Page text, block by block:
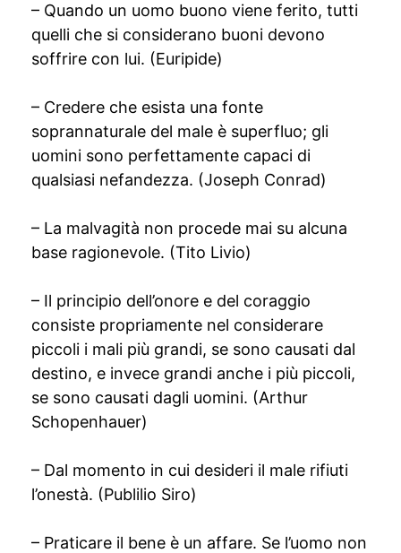
– Quando un uomo buono viene ferito, tutti
quelli che si considerano buoni devono
soffrire con lui. (Euripide)
– Credere che esista una fonte
soprannaturale del male è superfluo; gli
uomini sono perfettamente capaci di
qualsiasi nefandezza. (Joseph Conrad)
– La malvagità non procede mai su alcuna
base ragionevole. (Tito Livio)
– Il principio dell’onore e del coraggio
consiste propriamente nel considerare
piccoli i mali più grandi, se sono causati dal
destino, e invece grandi anche i più piccoli,
se sono causati dagli uomini. (Arthur
Schopenhauer)
– Dal momento in cui desideri il male rifiuti
l’onestà. (Publilio Siro)
– Praticare il bene è un affare. Se l’uomo non